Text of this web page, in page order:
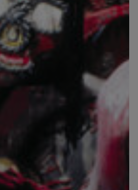
Jobba
med
oss
Kvalitet
miljö
Kontakta
oss